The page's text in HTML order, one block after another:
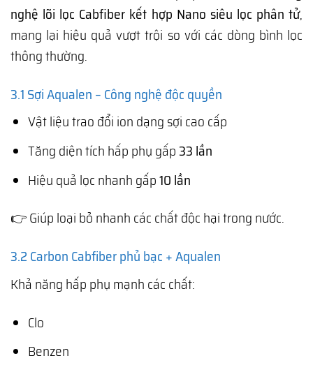
nghệ lõi lọc Cabfiber kết hợp Nano siêu lọc phân tử,
mang lại hiệu quả vượt trội so với các dòng bình lọc
thông thường.
3.1 Sợi Aqualen – Công nghệ độc quyền
Vật liệu trao đổi ion dạng sợi cao cấp
Tăng diện tích hấp phụ gấp33 lần
Hiệu quả lọc nhanh gấp10 lần
👉 Giúp loại bỏ nhanh các chất độc hại trong nước.
3.2 Carbon Cabfiber phủ bạc + Aqualen
Khả năng hấp phụ mạnh các chất:
Clo
Benzen